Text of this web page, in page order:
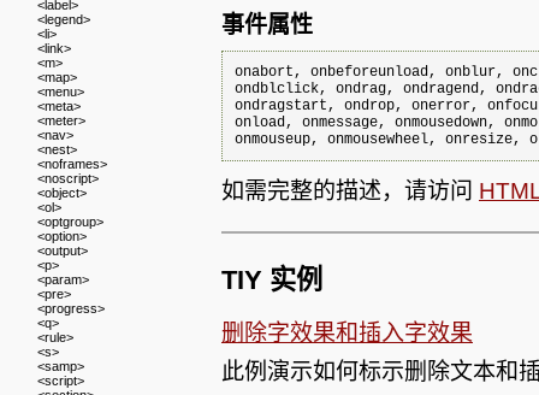
<label>
<legend>
<li>
<link>
<m>
<map>
<menu>
<meta>
<meter>
<nav>
<nest>
<noframes>
<noscript>
<object>
<ol>
<optgroup>
<option>
<output>
<p>
<param>
<pre>
<progress>
<q>
<rule>
<s>
<samp>
<script>
事件属性
onabort, onbeforeunload, onblur,
ondblclick, ondrag, ondragend,
ondragstart, ondrop, onerror,
onload, onmessage, onmousedown,
如需完整的描述，请访问
TIY 实例
删除字效果和插入字效果
此例演示如何标示删除文本和